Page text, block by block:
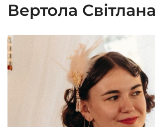
Вертола Світлана